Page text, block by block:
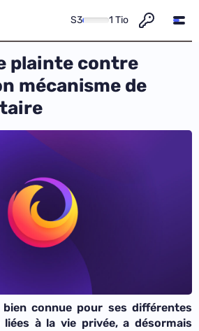
S3 1 Tio
plainte contre
mécanisme de
bien connue pour ses différentes
liées à la vie privée, a désormais